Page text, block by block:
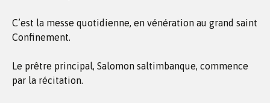
C’est la messe quotidienne, en vénération au grand saint
Confinement.
Le prêtre principal, Salomon saltimbanque, commence
par la récitation.